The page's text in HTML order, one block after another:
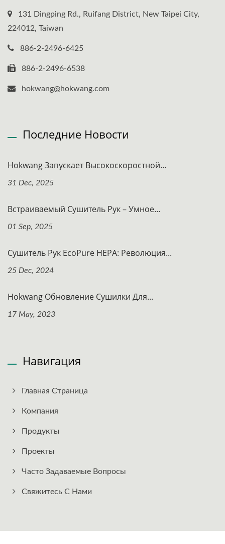
131 Dingping Rd., Ruifang District, New Taipei City,
224012, Taiwan
886-2-2496-6425
886-2-2496-6538
hokwang@hokwang.com
Последние Новости
Hokwang Запускает Высокоскоростной...
31 Dec, 2025
Встраиваемый Сушитель Рук – Умное...
01 Sep, 2025
Сушитель Рук EcoPure HEPA: Революция...
25 Dec, 2024
Hokwang Обновление Сушилки Для...
17 May, 2023
Навигация
Главная Страница
Компания
Продукты
Проекты
Часто Задаваемые Вопросы
Свяжитесь С Нами